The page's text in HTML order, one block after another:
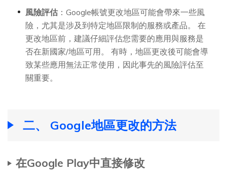
風險評估 ：Google帳號更改地區可能會帶來一些風
險，尤其是涉及到特定地區限制的服務或產品。 在
更改地區前，建議仔細評估您需要的應用與服務是
否在新國家/地區可用。 有時，地區更改後可能會導
致某些應用無法正常使用，因此事先的風險評估至
關重要。
二、 Google地區更改的方法
在Google Play中直接修改